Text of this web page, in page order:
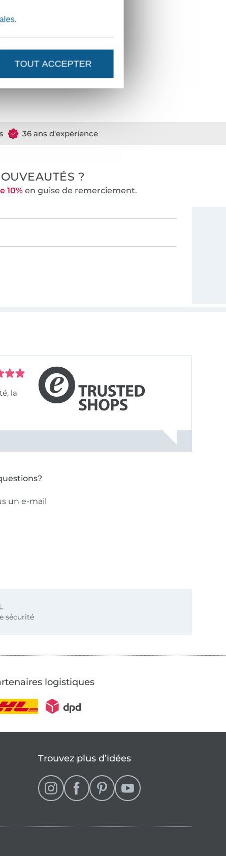
36 ans d'expérience
?
10%en guise de remerciement.
un e-mail
sécurité
logistiques
Trouvez plus d’idées
.
TOUT ACCEPTER